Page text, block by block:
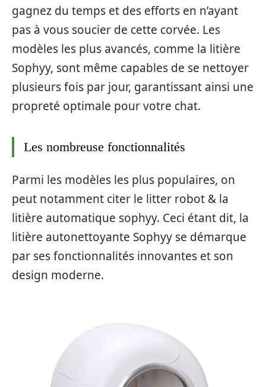
gagnez du temps et des efforts en n’ayant
pas à vous soucier de cette corvée. Les
modèles les plus avancés, comme la litière
Sophyy, sont même capables de se nettoyer
plusieurs fois par jour, garantissant ainsi une
propreté optimale pour votre chat.
Les nombreuse fonctionnalités
Parmi les modèles les plus populaires, on
peut notamment citer le litter robot & la
litière automatique sophyy. Ceci étant dit, la
litière autonettoyante Sophyy se démarque
par ses fonctionnalités innovantes et son
design moderne.